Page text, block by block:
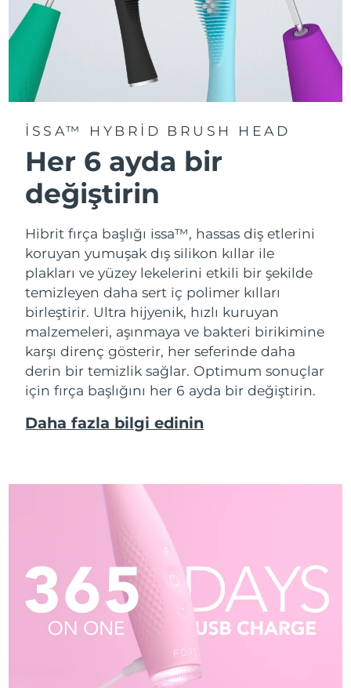
ISSA™ HYBRID BRUSH HEAD
Her 6 ayda bir
değiştirin
Hibrit fırça başlığı issa™, hassas diş etlerini
koruyan yumuşak dış silikon kıllar ile
plakları ve yüzey lekelerini etkili bir şekilde
temizleyen daha sert iç polimer kılları
birleştirir. Ultra hijyenik, hızlı kuruyan
malzemeleri, aşınmaya ve bakteri birikimine
karşı direnç gösterir, her seferinde daha
derin bir temizlik sağlar. Optimum sonuçlar
için fırça başlığını her 6 ayda bir değiştirin.
Daha fazla bilgi edinin